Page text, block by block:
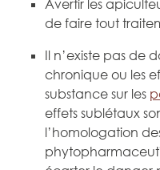
Avertir les
de faire tout
Il n’existe pas de
chronique ou les
substance sur les
effets sublétaux
l’homologation